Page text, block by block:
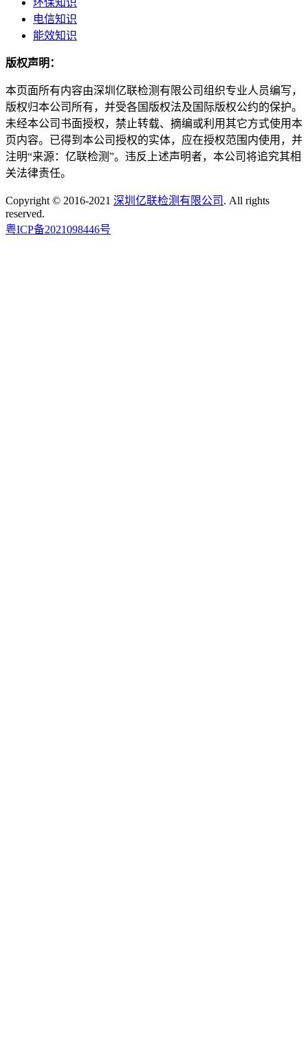
环保知识
电信知识
能效知识
版权声明：
本页面所有内容由深圳亿联检测有限公司组织专业人员编写，
版权归本公司所有，并受各国版权法及国际版权公约的保护。
未经本公司书面授权，禁止转载、摘编或利用其它方式使用本
页内容。已得到本公司授权的实体，应在授权范围内使用，并
注明“来源：亿联检测”。违反上述声明者，本公司将追究其相
关法律责任。
Copyright © 2016-2021 深圳亿联检测有限公司 . All rights
reserved.
粤ICP备2021098446号